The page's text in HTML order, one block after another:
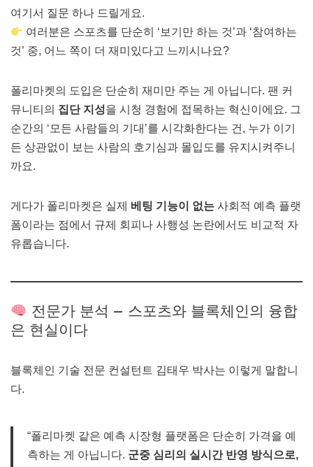
여기서 질문 하나 드릴게요.
여러분은 스포츠를 단순히 ‘보기만 하는 것’과 ‘참여하는
것’ 중, 어느 쪽이 더 재미있다고 느끼시나요?
폴리마켓의 도입은 단순히 재미만 주는 게 아닙니다. 팬 커
뮤니티의 집단 지성을 시청 경험에 접목하는 혁신이에요. 그
순간의 ‘모든 사람들의 기대’를 시각화한다는 건, 누가 이기
든 상관없이 보는 사람의 호기심과 몰입도를 유지시켜주니
까요.
게다가 폴리마켓은 실제 베팅 기능이 없는 사회적 예측 플랫
폼이라는 점에서 규제 회피나 사행성 논란에서도 비교적 자
유롭습니다.
전문가 분석 – 스포츠와 블록체인의 융합
은 현실이다
블록체인 기술 전문 컨설턴트 김태우 박사는 이렇게 말합니
다.
“폴리마켓 같은 예측 시장형 플랫폼은 단순히 가격을 예
측하는 게 아닙니다. 군중 심리의 실시간 반영 방식으로,